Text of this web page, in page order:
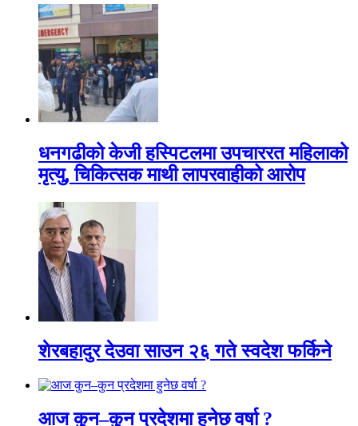
धनगढीको केजी हस्पिटलमा उपचाररत महिलाको
मृत्यु, चिकित्सक माथी लापरवाहीको आरोप
शेरबहादुर देउवा साउन २६ गते स्वदेश फर्किने
आज कुन–कुन प्रदेशमा हुनेछ वर्षा ?